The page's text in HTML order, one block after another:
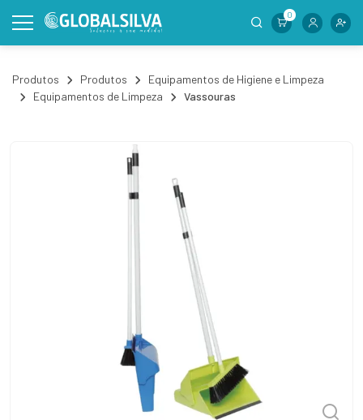
0
Produtos Produtos
Equipamentos de Higiene e Limpeza
Equipamentos de Limpeza
Vassouras